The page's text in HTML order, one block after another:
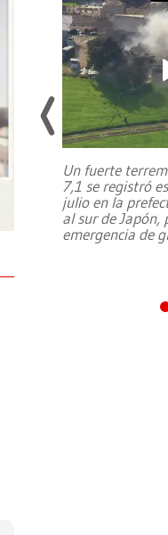
Un fuerte
7,1 se registró
julio en la
al sur de Japón,
emergencia de